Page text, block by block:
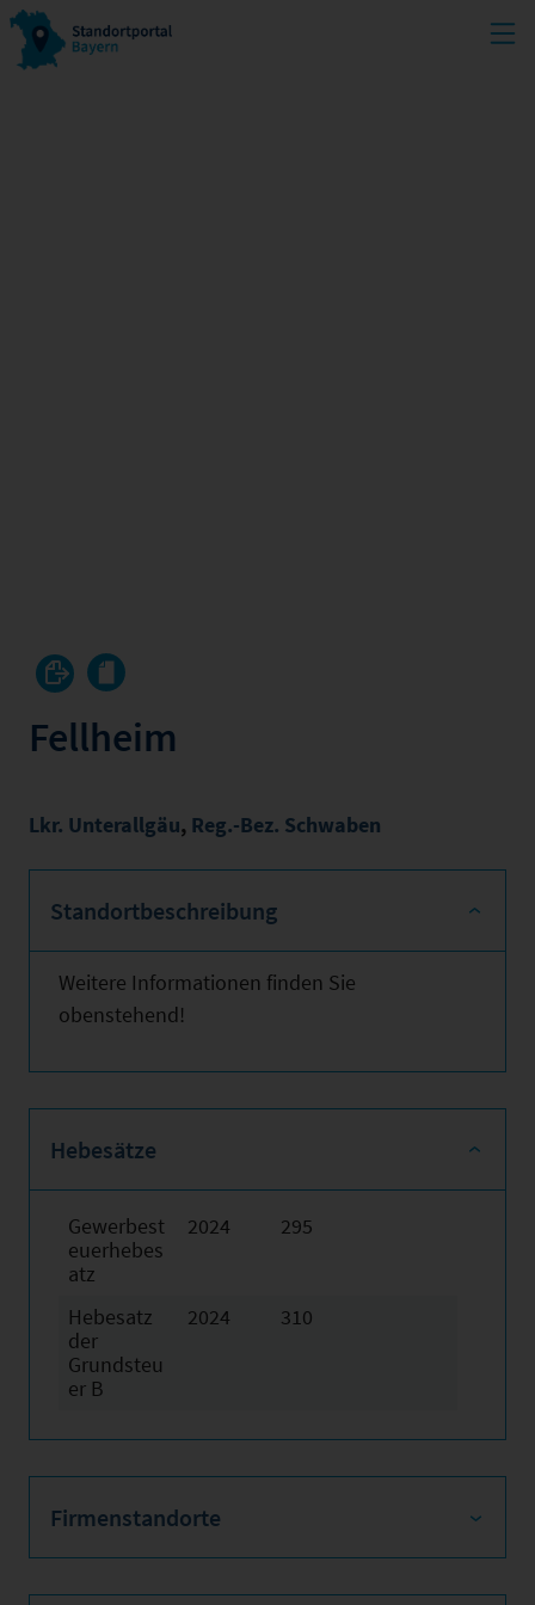
Fellheim
Lkr. Unterallgäu, Reg.-Bez. Schwaben
Standortbeschreibung
Weitere Informationen finden Sie
obenstehend!
Hebesätze
Gewerbest
euerhebes
atz
2024 295
Hebesatz
der
Grundsteu
er B
2024 310
Firmenstandorte